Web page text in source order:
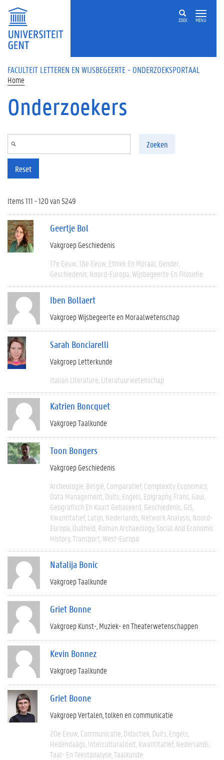
Overslaan en naar de inhoud gaan
ZOEK MENU
FACULTEIT LETTEREN EN WIJSBEGEERTE - ONDERZOEKSPORTAAL
Home
Onderzoekers
Zoeken
Reset
Items 111 - 120 van 5249
Geertje Bol
Vakgroep Geschiedenis
17e Eeuw 18e Eeuw Ethiek En Moraal Gender
Geschiedenis Noord-Europa Wijsbegeerte En Filosofie
Iben Bollaert
Vakgroep Wijsbegeerte en Moraalwetenschap
Sarah Bonciarelli
Vakgroep Letterkunde
Italian Literature Literatuurwetenschap
Katrien Boncquet
Vakgroep Taalkunde
Toon Bongers
Vakgroep Geschiedenis
Archeologie België Comparatief Complexity Economics
Data Management Duits Engels Epigraphy Frans Gaul
Geografisch En Kaart Gebaseerd Geschiedenis GIS
Kwantitatief Latijn Nederlands Network Analysis Noord-
Europa Oudheid Roman Archaeology Social And Economic
History Transport West-Europa
Natalija Bonic
Vakgroep Taalkunde
Griet Bonne
Vakgroep Kunst-, Muziek- en Theaterwetenschappen
Kevin Bonnez
Vakgroep Taalkunde
Griet Boone
Vakgroep Vertalen, tolken en communicatie
20e Eeuw Communicatie Didactiek Duits Engels
Hedendaags Interculturaliteit Kwantitatief Nederlands
Taal- En Tekstanalyse Taalkunde